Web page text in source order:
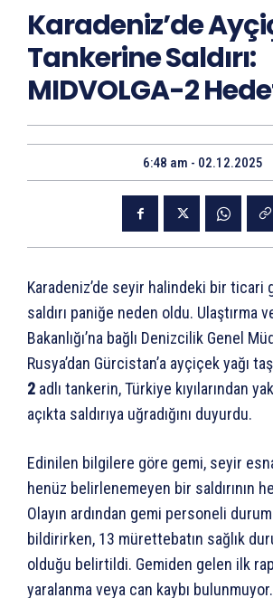
Karadeniz’de
Tankerine Saldırı:
MIDVOLGA-2
6:48 am - 02.12.2025
Karadeniz’de seyir halindeki bir ticari
saldırı paniğe neden oldu. Ulaştırma
Bakanlığı’na bağlı Denizcilik Genel
Rusya’dan Gürcistan’a ayçiçek yağı
2 adlı tankerin, Türkiye kıyılarından
açıkta saldırıya uğradığını duyurdu.
Edinilen bilgilere göre gemi, seyir
henüz belirlenemeyen bir saldırının
Olayın ardından gemi personeli
bildirirken, 13 mürettebatın sağlık
olduğu belirtildi. Gemiden gelen ilk
yaralanma veya can kaybı bulunmuyor.